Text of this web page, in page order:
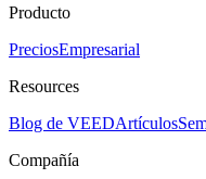
Producto
PreciosEmpresarial
Resources
Blog de VEEDArtículos
Compañía